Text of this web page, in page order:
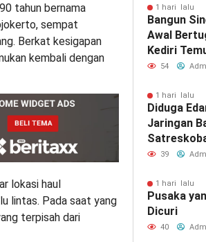
tahun bernama
sempat
Berkat kesigapan
kembali dengan
lokasi haul
lintas. Pada saat yang
terpisah dari
1 hari lalu
Bangun
Awal
Kediri
Bupati
54
1 hari lalu
Diduga
Jaringan
Gresik
Gresik
39
1 hari lalu
Pusaka
Dicuri
40